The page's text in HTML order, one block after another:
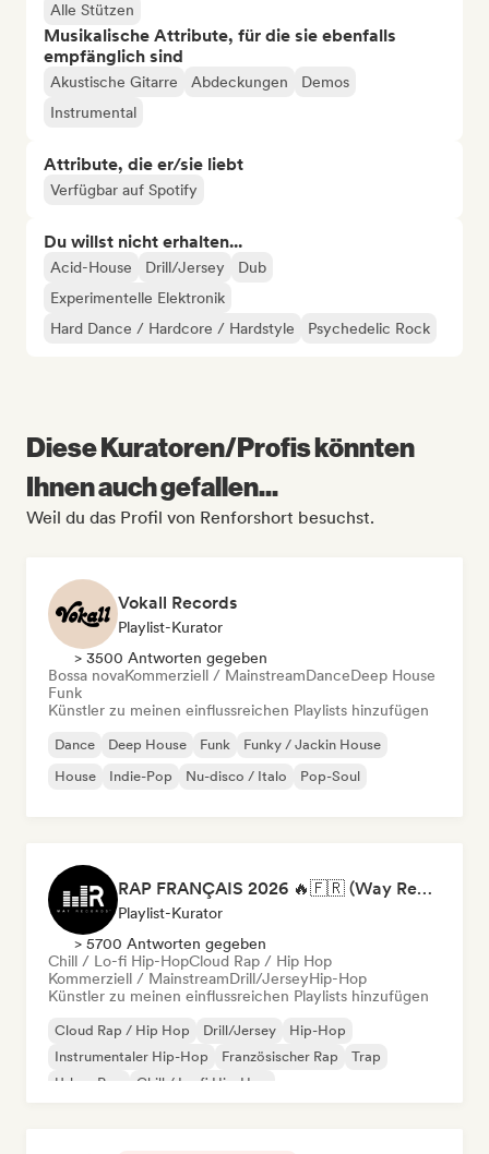
Alle Stützen
Musikalische Attribute, für die sie ebenfalls
empfänglich sind
Akustische Gitarre Abdeckungen
Demos
Instrumental
Attribute, die er/sie liebt
Verfügbar auf Spotify
Du willst nicht erhalten...
Acid-House Drill/Jersey
Dub
Experimentelle Elektronik
Hard Dance / Hardcore / Hardstyle
Psychedelic Rock
Diese Kuratoren/Profis könnten
Ihnen auch gefallen...
Weil du das Profil von Renforshort besuchst.
Vokall Records
Playlist-Kurator
> 3500 Antworten gegeben
Bossa novaKommerziell / MainstreamDanceDeep House
Funk
Künstler zu meinen einflussreichen Playlists hinzufügen
Dance Deep House Funk
Funky / Jackin House
House
Indie-Pop Nu-disco / Italo Pop-Soul
RAP FRANÇAIS 2026 🔥🇫🇷 (Way Records)
Playlist-Kurator
> 5700 Antworten gegeben
Chill / Lo-fi Hip-HopCloud Rap / Hip Hop
Kommerziell / MainstreamDrill/JerseyHip-Hop
Künstler zu meinen einflussreichen Playlists hinzufügen
Cloud Rap / Hip Hop Drill/Jersey
Hip-Hop
Instrumentaler Hip-Hop
Französischer Rap
Trap
Urban Pop
Chill / Lo-fi Hip-Hop